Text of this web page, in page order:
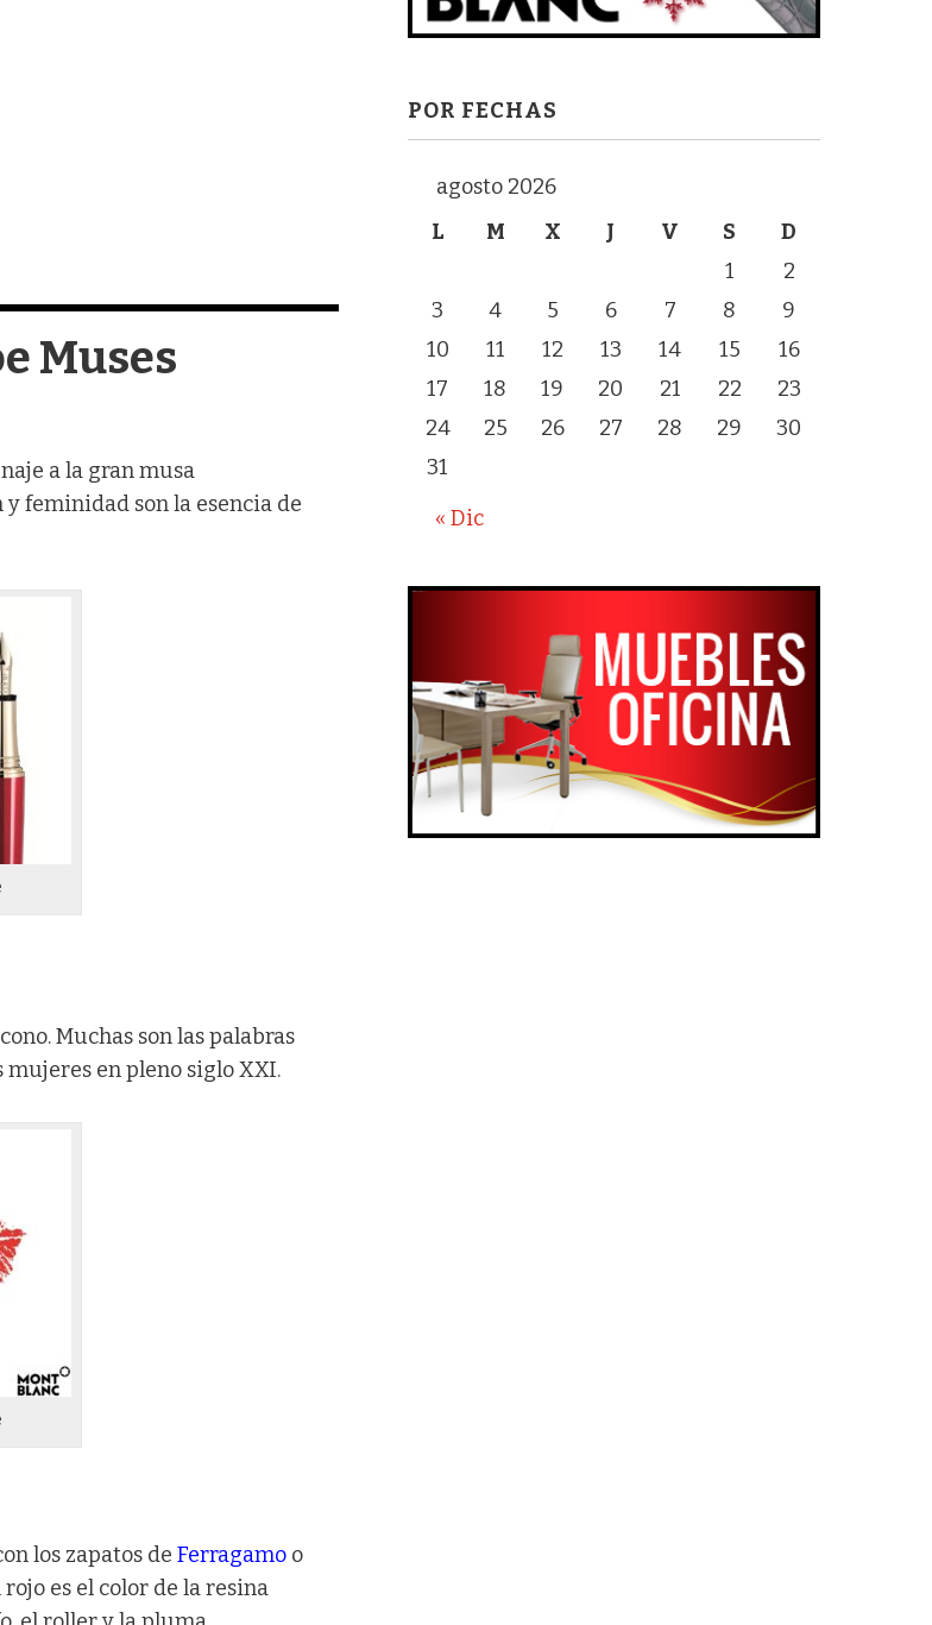
Muses
a la gran musa
feminidad son la esencia de
Muchas son las palabras
en pleno siglo XXI.
los zapatos deFerragamo o
es el color de la resina
POR FECHAS
agosto 2026
L
M X J V S D
« Dic
1
2
3
4 5 6 7 8
9
10
11 12 13 14 15
16
17
18 19 20 21 22
23
24
25 26 27 28 29
30
31